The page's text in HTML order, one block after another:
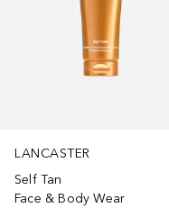
LANCASTER
Self Tan
Face & Body Wear